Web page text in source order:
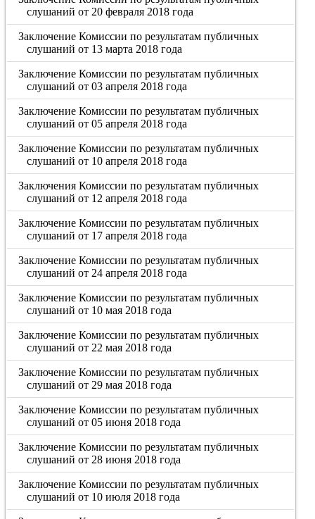
слушаний от 20 февраля 2018 года
Заключение Комиссии по результатам публичных
слушаний от 13 марта 2018 года
Заключение Комиссии по результатам публичных
слушаний от 03 апреля 2018 года
Заключение Комиссии по результатам публичных
слушаний от 05 апреля 2018 года
Заключение Комиссии по результатам публичных
слушаний от 10 апреля 2018 года
Заключения Комиссии по результатам публичных
слушаний от 12 апреля 2018 года
Заключение Комиссии по результатам публичных
слушаний от 17 апреля 2018 года
Заключение Комиссии по результатам публичных
слушаний от 24 апреля 2018 года
Заключение Комиссии по результатам публичных
слушаний от 10 мая 2018 года
Заключение Комиссии по результатам публичных
слушаний от 22 мая 2018 года
Заключение Комиссии по результатам публичных
слушаний от 29 мая 2018 года
Заключение Комиссии по результатам публичных
слушаний от 05 июня 2018 года
Заключение Комиссии по результатам публичных
слушаний от 28 июня 2018 года
Заключение Комиссии по результатам публичных
слушаний от 10 июля 2018 года